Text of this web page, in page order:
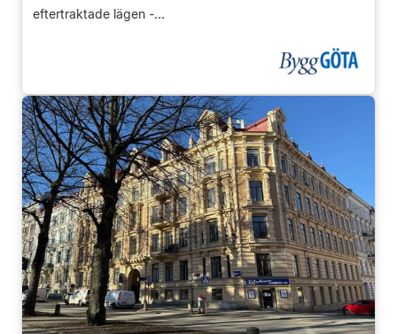
eftertraktade lägen -...